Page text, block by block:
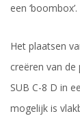
een ‘boombox’.
Het plaatsen
creëren van
SUB C-8 D in
mogelijk is